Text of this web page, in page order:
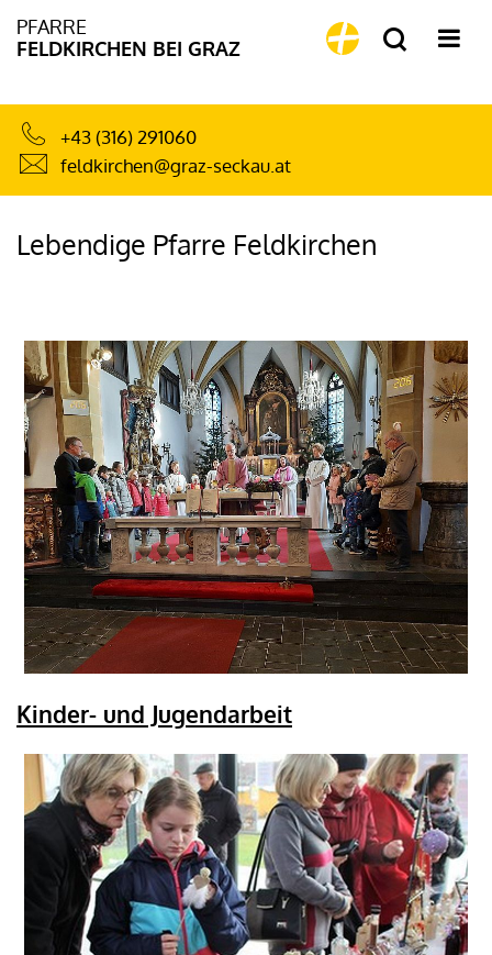
PFARRE
FELDKIRCHEN BEI GRAZ
+43 (316) 291060
feldkirchen@graz-seckau.at
Lebendige Pfarre Feldkirchen
Kinder- und Jugendarbeit